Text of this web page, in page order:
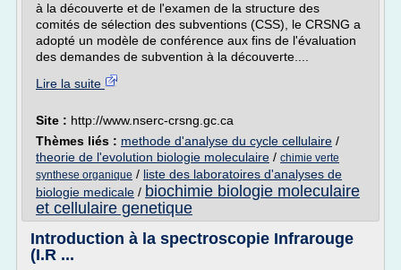
à la découverte et de l'examen de la structure des
comités de sélection des subventions (CSS), le CRSNG a
adopté un modèle de conférence aux fins de l'évaluation
des demandes de subvention à la découverte....
Lire la suite
Site : http://www.nserc-crsng.gc.ca
Thèmes liés : methode d'analyse du cycle cellulaire /
theorie de l'evolution biologie moleculaire / chimie verte
synthese organique / liste des laboratoires d'analyses de
biologie medicale / biochimie biologie moleculaire
et cellulaire genetique
Introduction à la spectroscopie Infrarouge
(I.R ...